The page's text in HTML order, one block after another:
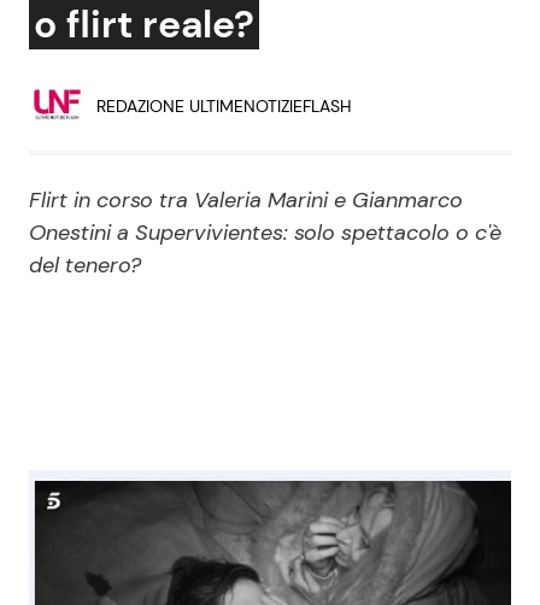
Economia
Persone Scomparse
Soap Opera
News Spettacolo
Benessere Cucina e Ricette
o flirt reale?
REDAZIONE ULTIMENOTIZIEFLASH
Flirt in corso tra Valeria Marini e Gianmarco
Onestini a Supervivientes: solo spettacolo o c'è
del tenero?